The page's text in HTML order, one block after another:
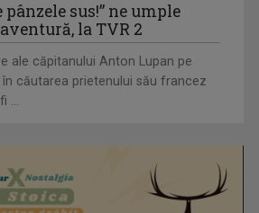
temporar greva generală din
pânzele sus!” ne umple
la TVR 2
ale căpitanului Anton Lupan pe
în căutarea prietenului său francez